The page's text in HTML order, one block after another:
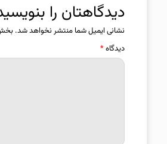
دیدگاهتان را
نشانی ایمیل شما منتشر نخواهد شد.
دیدگاه*